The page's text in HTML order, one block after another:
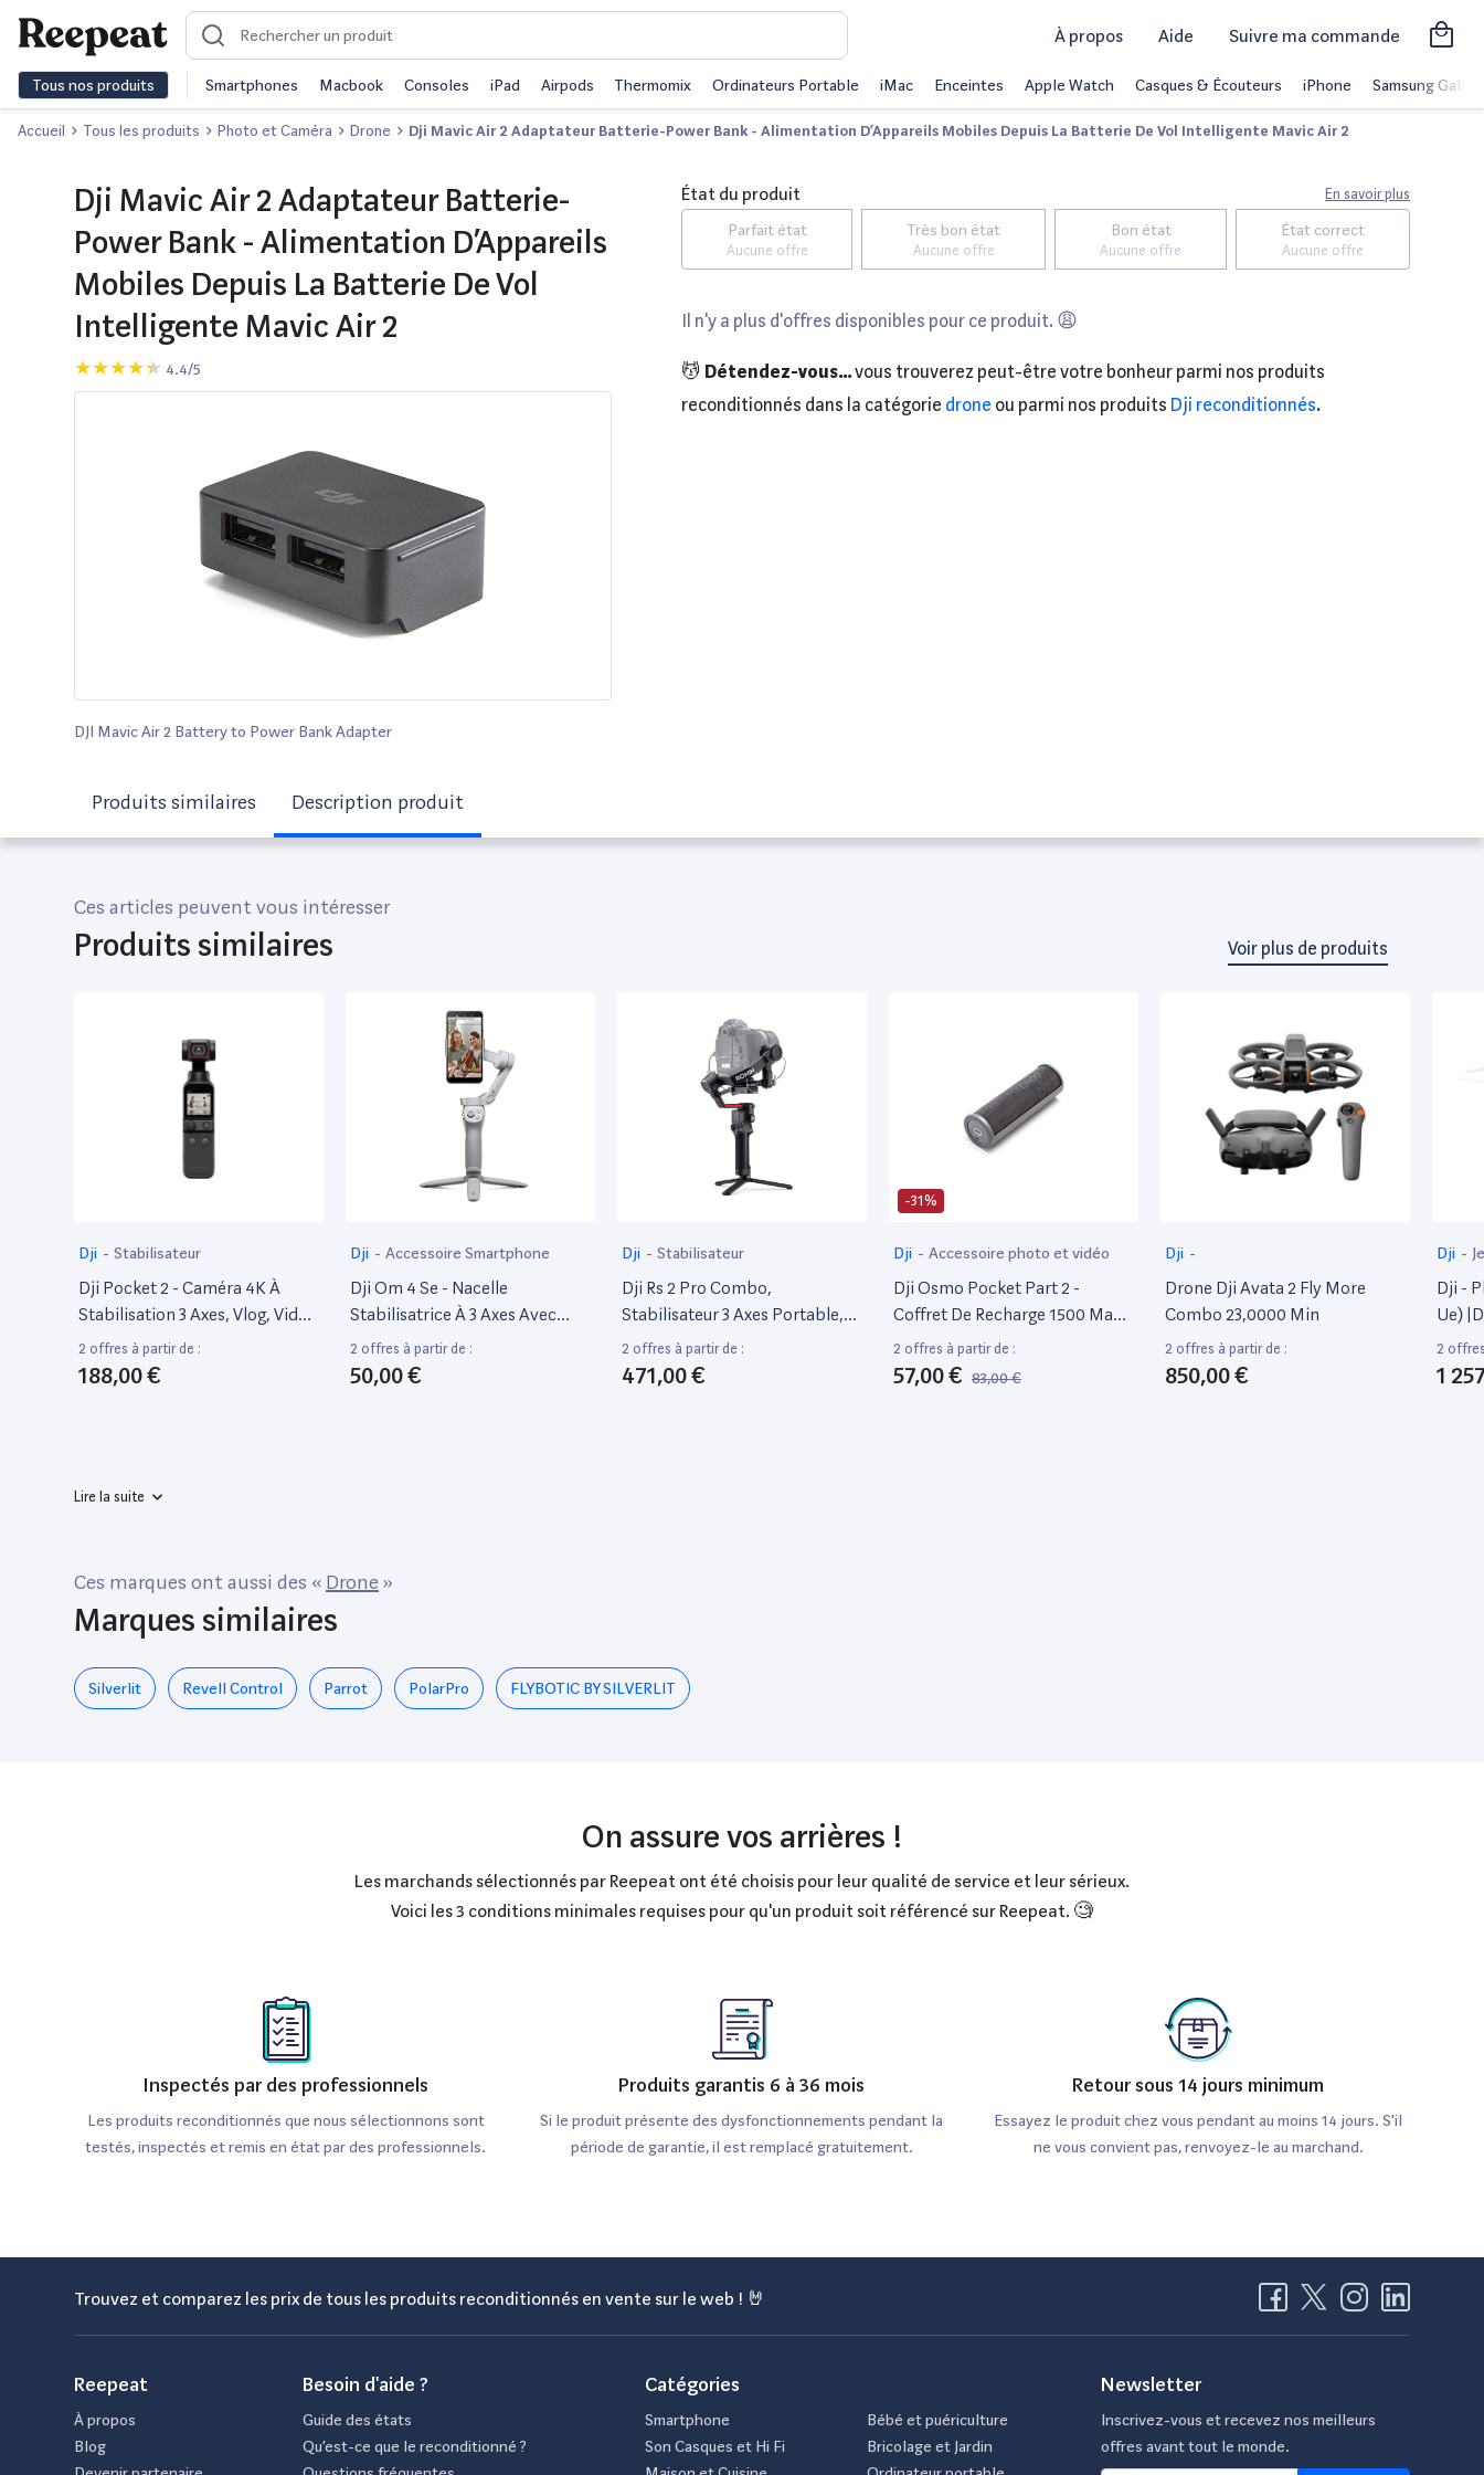
À propos Aide Suivre ma commande
Tous nos produits Smartphones Macbook Consoles iPad Airpods Thermomix Ordinateurs Portable iMac Enceintes Apple Watch Casques & Écouteurs iPhone Samsung Galaxy
Accueil Tous les produits Photo et Caméra Drone Dji Mavic Air 2 Adaptateur Batterie-Power Bank - Alimentation D’Appareils Mobiles Depuis La Batterie De Vol Intelligente Mavic Air 2
Dji Mavic Air 2 Adaptateur Batterie-
Power Bank - Alimentation D’Appareils
Mobiles Depuis La Batterie De Vol
Intelligente Mavic Air 2
4.4/5
DJI Mavic Air 2 Battery to Power Bank Adapter
État du produit En savoir plus
Parfait état
Aucune offre
Très bon état
Aucune offre
Bon état
Aucune offre
État correct
Aucune offre
Il n'y a plus d'offres disponibles pour ce produit. 😩
💆 Détendez-vous...vous trouverez peut-être votre bonheur parmi nos produits
reconditionnés dans la catégorie drone ou parmi nos produits Dji reconditionnés.
Produits similaires Description produit
Ces articles peuvent vous intéresser
Produits similaires Voir plus de produits
Dji - Stabilisateur
Dji Pocket 2 - Caméra 4K À
Stabilisation 3 Axes, Vlog, Vidéo
Ultra Hd, Photo Haute
Résolution 64 Mp, 1/1.7” Cmos,
Hdr, Réduction Du Bruit,
2 offres à partir de :
188,00 €
Dji - Accessoire Smartphone
Dji Om 4 Se - Nacelle
Stabilisatrice À 3 Axes Avec
Trépied, Design Magnétique,
Portable Et Pliable, Activetrack
3.0, Mode Story, Pour Vlogging,
2 offres à partir de :
50,00 €
Dji - Stabilisateur
Dji Rs 2 Pro Combo,
Stabilisateur 3 Axes Portable,
Nacelle-Caméra 4,5 Kg, Fibre
De Carbone, Pour
Canon/Sony/Panasonic/Nikon/
2 offres à partir de :
471,00 €
-31%
Dji - Accessoire photo et vidéo
Dji Osmo Pocket Part 2 -
Coffret De Recharge 1500 Mah,
Rapide Et Sûr, Design Pratique,
Coffret D'Accessoires Dji Osmo
Pocket, Chargement Mobile -
2 offres à partir de :
57,00 € 83,00 €
Dji -
Drone Dji Avata 2 Fly More
Combo 23,0000 Min
2 offres à partir de :
850,00 €
Dji -
Dji -
Ue)
2
1
Lire la suite
Ces marques ont aussi des « Drone »
Marques similaires
Silverlit Revell Control Parrot PolarPro FLYBOTIC BY SILVERLIT
On assure vos arrières !
Les marchands sélectionnés par Reepeat ont été choisis pour leur qualité de service et leur sérieux.
Voici les 3 conditions minimales requises pour qu'un produit soit référencé sur Reepeat. 🧐
Inspectés par des professionnels
Les produits reconditionnés que nous sélectionnons sont
testés, inspectés et remis en état par des professionnels.
Produits garantis 6 à 36 mois
Si le produit présente des dysfonctionnements pendant la
période de garantie, il est remplacé gratuitement.
Retour sous 14 jours minimum
Essayez le produit chez vous pendant au moins 14 jours. S'il
ne vous convient pas, renvoyez-le au marchand.
Trouvez et comparez les prix de tous les produits reconditionnés en vente sur le web ! 🤘
Reepeat
À propos
Blog
Besoin d'aide ?
Guide des états
Qu’est-ce que le reconditionné ?
Catégories
Smartphone
Son Casques et Hi Fi
Bébé et puériculture
Bricolage et Jardin
Newsletter
Inscrivez-vous et recevez nos meilleurs
offres avant tout le monde.